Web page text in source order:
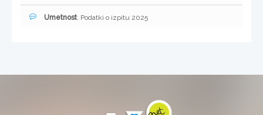
Umetnost: Podatki o izpitu 2025